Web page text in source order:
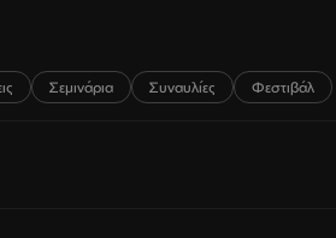
Σεμινάρια Συναυλίες Φεστιβάλ